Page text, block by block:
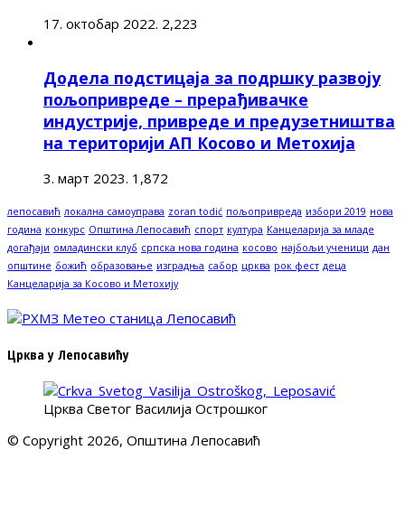
17. октобар 2022. 2,223
Додела подстицаја за подршку развоју
пољопривреде – прерађивачке
индустрије, привреде и предузетништва
на територији АП Косово и Метохија
3. март 2023. 1,872
лепосавић локална самоуправа zoran todić пољопривреда избори 2019 нова
година конкурс Општина Лепосавић спорт култура Канцеларија за младе
догађаји омладински клуб српска нова година косово најбољи ученици дан
општине божић образовање изградња сабор црква рок фест деца
Канцеларија за Косово и Метохију
Црква у Лепосавићу
Црква Светог Василија Острошког
© Copyright 2026, Општина Лепосавић